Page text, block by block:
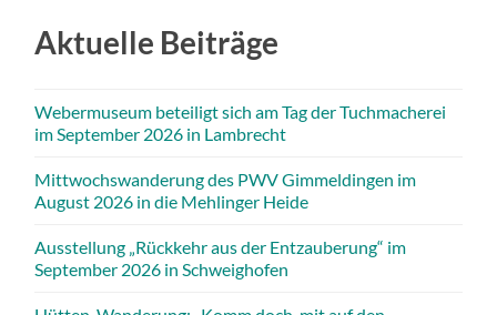
Aktuelle Beiträge
Webermuseum beteiligt sich am Tag der Tuchmacherei
im September 2026 in Lambrecht
Mittwochswanderung des PWV Gimmeldingen im
August 2026 in die Mehlinger Heide
Ausstellung „Rückkehr aus der Entzauberung“ im
September 2026 in Schweighofen